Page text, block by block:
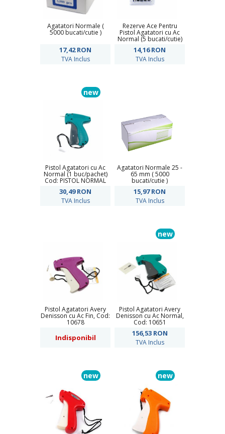
Agatatori Normale (
5000 bucati/cutie )
17,42RON
TVA Inclus
Rezerve Ace Pentru
Pistol Agatatori cu Ac
Normal (5 bucati/cutie)
14,16RON
TVA Inclus
new
Pistol Agatatori cu Ac
Normal (1 buc/pachet)
Cod: PISTOL NORMAL
30,49RON
TVA Inclus
Agatatori Normale 25 -
65 mm ( 5000
bucati/cutie )
15,97RON
TVA Inclus
Pistol Agatatori Avery
Denisson cu Ac Fin, Cod:
10678
Indisponibil
new
Pistol Agatatori Avery
Denisson cu Ac Normal,
Cod: 10651
156,53 RON
TVA Inclus
new new